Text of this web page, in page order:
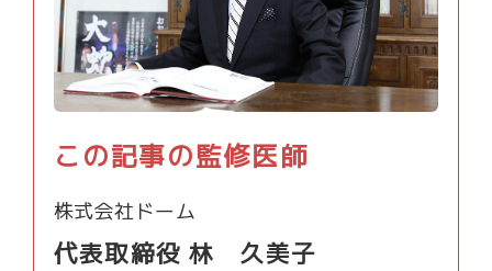
この記事の監修医師
株式会社ドーム
代表取締役 林 久美子